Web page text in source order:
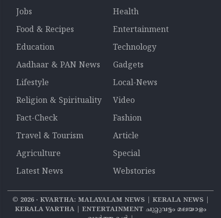
Jobs
Health
Food & Recipes
Entertainment
Education
Technology
Aadhaar & PAN News
Gadgets
Lifestyle
Local-News
Religion & Spirituality
Video
Fact-Check
Fashion
Travel & Tourism
Article
Agriculture
Special
Latest News
Webstories
© 2026‧ KVARTHA: MALAYALAM NEWS | KERALA NEWS |
KERALA VARTHA | ENTERTAINMENT ചുറ്റുവട്ടം മലയാളം